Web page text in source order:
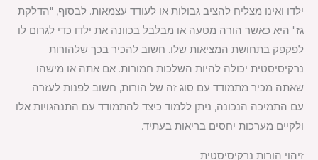
ילדו ואינו מצליח להציב גבולות או לעודד עצמאות. לבסוף, "הדלקת
גז" היא כאשר הורה מטעה או מבלבל בכוונה את ילדו כדי לגרום לו
לפקפק בתחושת המציאות שלו. חשוב להכיר בכך שלהורות
נרקיסיסטית יכולה להיות השלכות חמורות. אם אתה או מישהו
שאתה מכיר מתמודד עם סוג זה של הורות, חשוב לפנות לעזרה.
עם התמיכה הנכונה, ניתן ללמוד כיצד להתמודד עם התנהגויות אלו
ולקיים מערכות יחסים בריאות בעתיד.
זיהוי הורות נרקיסיסטית